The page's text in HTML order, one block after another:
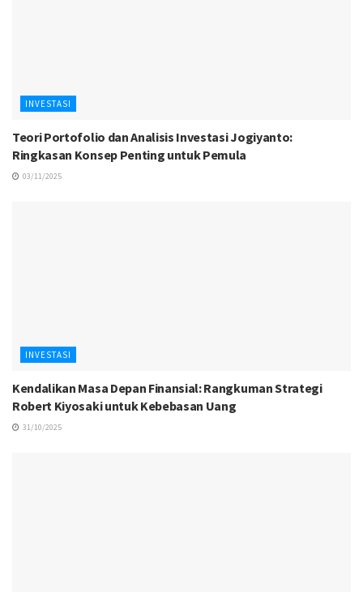
INVESTASI
Teori Portofolio dan Analisis Investasi Jogiyanto:
Ringkasan Konsep Penting untuk Pemula
03/11/2025
INVESTASI
Kendalikan Masa Depan Finansial: Rangkuman Strategi
Robert Kiyosaki untuk Kebebasan Uang
31/10/2025